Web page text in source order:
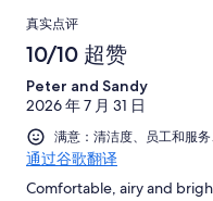
条
点
有
1008
条
点
评
共
有
1008
条
点
评
评，
共
有
1008
条
点
条
好
评，
共
有
1008
条
点
点
评
真实点评
10/10 超赞
Peter and Sandy
2026 年 7 月 31 日
满意：清洁度、员工和服
通过谷歌翻译
Comfortable, airy and